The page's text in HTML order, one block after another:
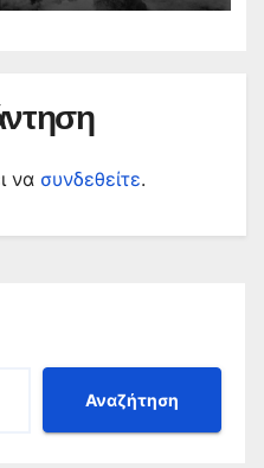
να συνδεθείτε.
Αναζήτηση